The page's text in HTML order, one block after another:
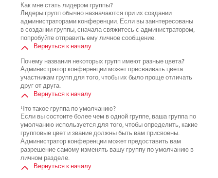
Как мне стать лидером группы?
Лидеры групп обычно назначаются при их создании
администраторами конференции. Если вы заинтересованы
в создании группы, сначала свяжитесь с администратором;
попробуйте отправить ему личное сообщение.
Вернуться к началу
Почему названия некоторых групп имеют разные цвета?
Администратор конференции может присваивать цвета
участникам групп для того, чтобы их было проще отличать
друг от друга.
Вернуться к началу
Что такое группа по умолчанию?
Если вы состоите более чем в одной группе, ваша группа по
умолчанию используется для того, чтобы определить, какие
групповые цвет и звание должны быть вам присвоены.
Администратор конференции может предоставить вам
разрешение самому изменять вашу группу по умолчанию в
личном разделе.
Вернуться к началу